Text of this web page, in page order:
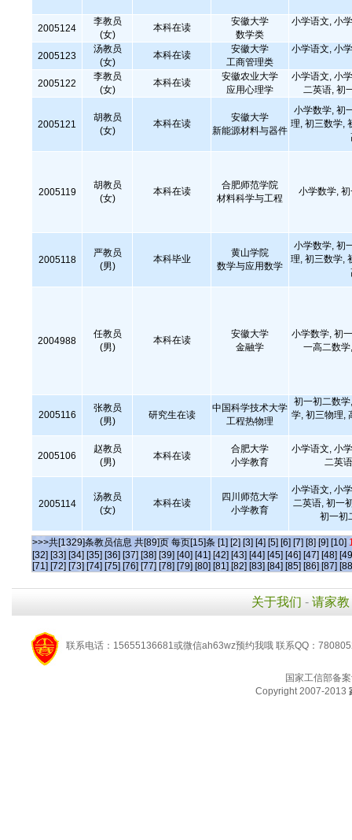
2005124
李教员
(女)
本科在读
安徽大学
数学类
小学语文, 小
2005123
汤教员
(女)
本科在读
安徽大学
工商管理类
小学语文, 小
2005122
李教员
(女)
本科在读
安徽农业大学
应用心理学
小学语文, 小
二英语, 初
2005121
胡教员
(女)
本科在读
安徽大学
新能源材料与器件
小学数学, 初
理, 初三数学,
2005119
胡教员
(女)
本科在读
合肥师范学院
材料科学与工程
小学数学,
2005118
严教员
(男)
本科毕业
黄山学院
数学与应用数学
小学数学, 初
理, 初三数学,
2004988
任教员
(男)
本科在读
安徽大学
金融学
小学数学, 初
一高二数
2005116
张教员
(男)
研究生在读
中国科学技术大学
工程热物理
初一初二数
学, 初三物理,
2005106
赵教员
(男)
本科在读
合肥大学
小学教育
小学语文, 小
二英
2005114
汤教员
(女)
本科在读
四川师范大学
小学教育
小学语文, 小
二英语, 初一
初一初
>>>共[1329]条教员信息 共[89]页 每页[15]条 [1] [2] [3] [4] [5] [6] [7] [8] [9] [10]
[32] [33] [34] [35] [36] [37] [38] [39] [40] [41] [42] [43] [44] [45] [46] [47] [48]
[71] [72] [73] [74] [75] [76] [77] [78] [79] [80] [81] [82] [83] [84] [85] [86] [87]
关于我们 - 请家教
联系电话：15655136681或微信ah63wz预约我哦 联系QQ：
国家工信部备
Copyright 2007-2013